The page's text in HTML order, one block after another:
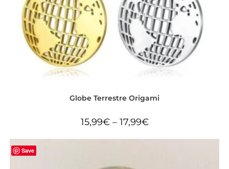
Globe Terrestre Origami
15,99€– 17,99€
Save